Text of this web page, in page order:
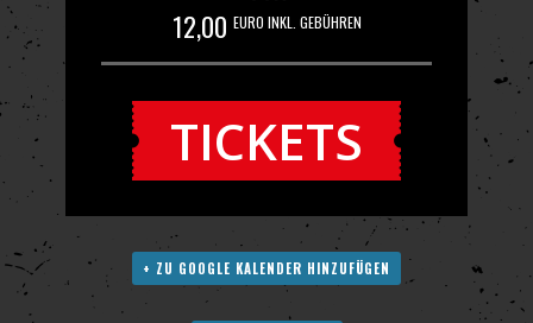
12,00 EURO INKL. GEBÜHREN
TICKETS
+ ZU GOOGLE KALENDER HINZUFÜGEN